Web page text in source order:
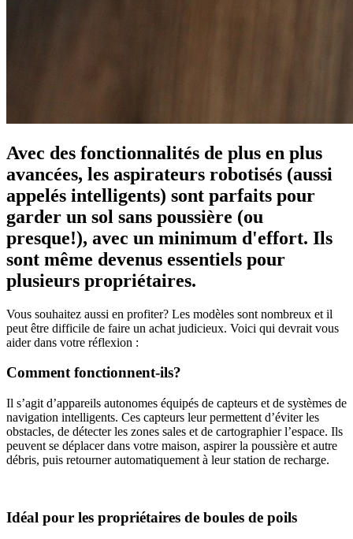
Avec des fonctionnalités de plus en plus
avancées, les aspirateurs robotisés (aussi
appelés intelligents) sont parfaits pour
garder un sol sans poussière (ou
presque!), avec un minimum d'effort. Ils
sont même devenus essentiels pour
plusieurs propriétaires.
Vous souhaitez aussi en profiter? Les modèles sont nombreux et il
peut être difficile de faire un achat judicieux. Voici qui devrait vous
aider dans votre réflexion :
Comment fonctionnent-ils?
Il s’agit d’appareils autonomes équipés de capteurs et de systèmes de
navigation intelligents. Ces capteurs leur permettent d’éviter les
obstacles, de détecter les zones sales et de cartographier l’espace. Ils
peuvent se déplacer dans votre maison, aspirer la poussière et autre
débris, puis retourner automatiquement à leur station de recharge.
Idéal pour les propriétaires de boules de poils